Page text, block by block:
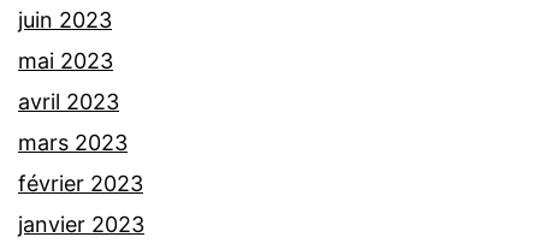
juin 2023
mai 2023
avril 2023
mars 2023
février 2023
janvier 2023